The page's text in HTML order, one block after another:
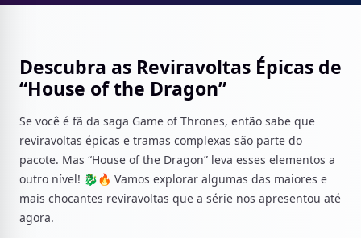
Descubra as Reviravoltas Épicas de
“House of the Dragon”
Se você é fã da saga Game of Thrones, então sabe que
reviravoltas épicas e tramas complexas são parte do
pacote. Mas “House of the Dragon” leva esses elementos a
outro nível! 🐉🔥 Vamos explorar algumas das maiores e
mais chocantes reviravoltas que a série nos apresentou até
agora.